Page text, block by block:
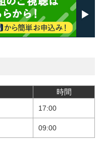
時間
17:00
09:00